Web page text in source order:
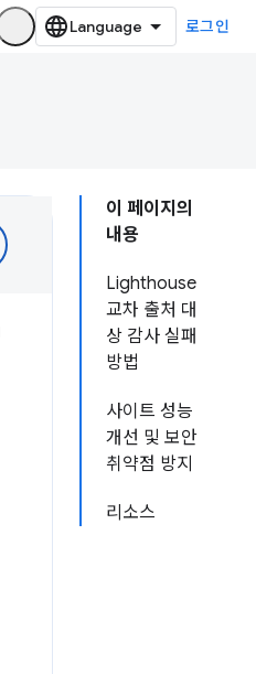
로그인
이 페이지의
내용
Lighthouse
교차 출처 대
상 감사 실패
방법
사이트 성능
개선 및 보안
취약점 방지
리소스